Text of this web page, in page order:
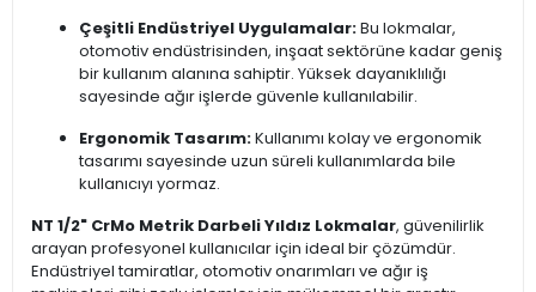
Çeşitli Endüstriyel Uygulamalar:Bu lokmalar,
otomotiv endüstrisinden, inşaat sektörüne kadar geniş
bir kullanım alanına sahiptir. Yüksek dayanıklılığı
sayesinde ağır işlerde güvenle kullanılabilir.
Ergonomik Tasarım:Kullanımı kolay ve ergonomik
tasarımı sayesinde uzun süreli kullanımlarda bile
kullanıcıyı yormaz.
NT 1/2" CrMo Metrik Darbeli Yıldız Lokmalar, güvenilirlik
arayan profesyonel kullanıcılar için ideal bir çözümdür.
Endüstriyel tamiratlar, otomotiv onarımları ve ağır iş